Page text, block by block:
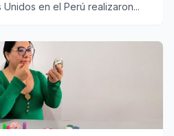
Unidos en el Perú realizaron...